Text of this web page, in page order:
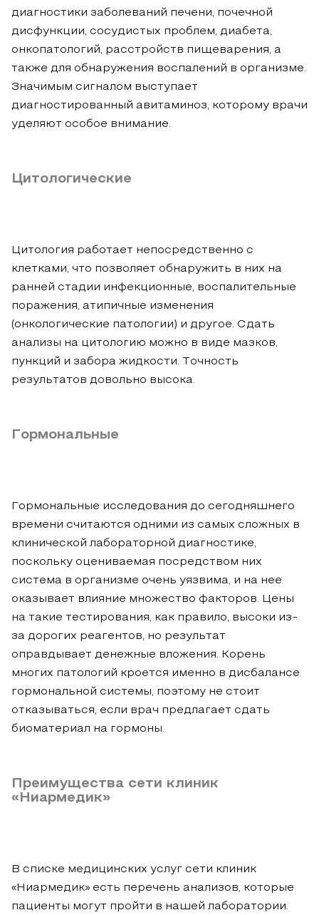
диагностики заболеваний печени, почечной
дисфункции, сосудистых проблем, диабета,
онкопатологий, расстройств пищеварения, а
также для обнаружения воспалений в организме.
Значимым сигналом выступает
диагностированный авитаминоз, которому врачи
уделяют особое внимание.
Цитологические
Цитология работает непосредственно с
клетками, что позволяет обнаружить в них на
ранней стадии инфекционные, воспалительные
поражения, атипичные изменения
(онкологические патологии) и другое. Сдать
анализы на цитологию можно в виде мазков,
пункций и забора жидкости. Точность
результатов довольно высока.
Гормональные
Гормональные исследования до сегодняшнего
времени считаются одними из самых сложных в
клинической лабораторной диагностике,
поскольку оцениваемая посредством них
система в организме очень уязвима, и на нее
оказывает влияние множество факторов. Цены
на такие тестирования, как правило, высоки из-
за дорогих реагентов, но результат
оправдывает денежные вложения. Корень
многих патологий кроется именно в дисбалансе
гормональной системы, поэтому не стоит
отказываться, если врач предлагает сдать
биоматериал на гормоны.
Преимущества сети клиник
«Ниармедик»
В списке медицинских услуг сети клиник
«Ниармедик» есть перечень анализов, которые
пациенты могут пройти в нашей лаборатории.